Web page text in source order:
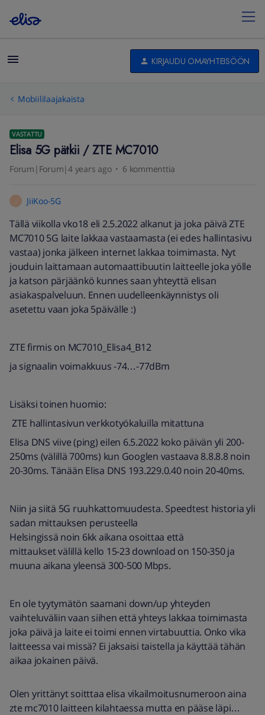
KIRJAUDU OMAYHTEISÖÖN
Mobiililaajakaista
VASTATTU
Elisa 5G pätkii / ZTE MC7010
Forum|Forum|4 years ago 6 kommenttia
JiiKoo-5G
Tällä viikolla vko18 eli 2.5.2022 alkanut ja joka päivä ZTE
MC7010 5G laite lakkaa vastaamasta (ei edes hallintasivu
vastaa) jonka jälkeen internet lakkaa toimimasta. Nyt
jouduin laittamaan automaattibuutin laitteelle joka yölle
ja katson pärjäänkö kunnes saan yhteyttä elisan
asiakaspalveluun. Ennen uudelleenkäynnistys oli
asetettu vaan joka 5päivälle :)
ZTE firmis on MC7010_Elisa4_B12
ja signaalin voimakkuus -74…-77dBm
Lisäksi toinen huomio:
ZTE hallintasivun verkkotyökaluilla mitattuna
Elisa DNS viive (ping) eilen 6.5.2022 koko päivän yli 200-
250ms (välillä 700ms) kun Googlen vastaava 8.8.8.8 noin
20-30ms. Tänään Elisa DNS 193.229.0.40 noin 20-40ms.
Niin ja siitä 5G ruuhkattomuudesta. Speedtest historia yli
sadan mittauksen perusteella
Helsingissä noin 6kk aikana osoittaa että
mittaukset välillä kello 15-23 download on 150-350 ja
muuna aikana yleensä 300-500 Mbps.
En ole tyytymätön saamani down/up yhteyden
vaihteluväliin vaan siihen että yhteys lakkaa toimimasta
joka päivä ja laite ei toimi ennen virtabuuttia. Onko vika
laitteessa vai missä? Ei jaksaisi taistella ja käyttää tähän
aikaa jokainen päivä.
Olen yrittänyt soitttaa elisa vikailmoitusnumeroon aina
zte mc7010 laitteen kilahtaessa mutta en pääse läpi…